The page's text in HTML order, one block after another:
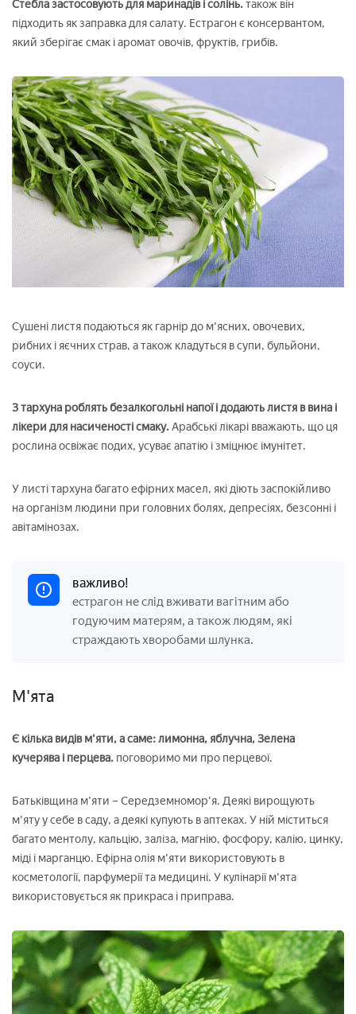
Стебла застосовують для маринадів і солінь.також він
підходить як заправка для салату. Естрагон є консервантом,
який зберігає смак і аромат овочів, фруктів, грибів.
Сушені листя подаються як гарнір до м'ясних, овочевих,
рибних і яєчних страв, а також кладуться в супи, бульйони,
соуси.
З тархуна роблять безалкогольні напої і додають листя в вина і
лікери для насиченості смаку.Арабські лікарі вважають, що ця
рослина освіжає подих, усуває апатію і зміцнює імунітет.
У листі тархуна багато ефірних масел, які діють заспокійливо
на організм людини при головних болях, депресіях, безсонні і
авітамінозах.
важливо!
естрагон не слід вживати вагітним або
годуючим матерям, а також людям, які
страждають хворобами шлунка.
М'ята
Є кілька видів м'яти, а саме: лимонна, яблучна, Зелена
кучерява і перцева. поговоримо ми про перцевої.
Батьківщина м'яти – Середземномор'я. Деякі вирощують
м'яту у себе в саду, а деякі купують в аптеках. У ній міститься
багато ментолу, кальцію, заліза, магнію, фосфору, калію, цинку,
міді і марганцю. Ефірна олія м'яти використовують в
косметології, парфумерії та медицині. У кулінарії м'ята
використовується як прикраса і приправа.